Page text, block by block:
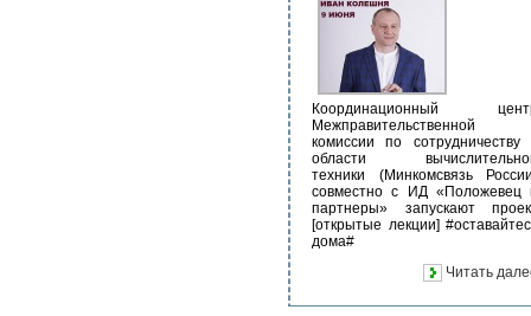
Координационный
Межправительственной
комиссии по сотрудничеству
области
техники (Минкомсвязь
совместно с ИД «Положевец
партнеры» запускают
[открытые лекции]
дома#
Читать